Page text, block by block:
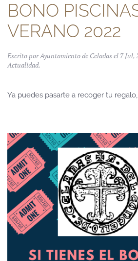
BONO
VERANO 2022
Escrito por Ayuntamiento de Celadas el 7 Jul,
Actualidad.
Ya puedes pasarte a recoger tu